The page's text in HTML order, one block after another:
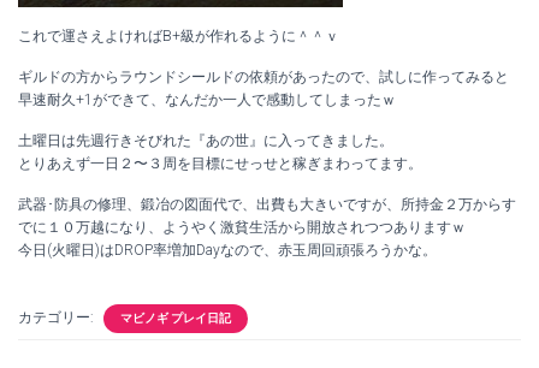
これで運さえよければB+級が作れるように＾＾ｖ
ギルドの方からラウンドシールドの依頼があったので、試しに作ってみると
早速耐久+1ができて、なんだか一人で感動してしまったｗ
土曜日は先週行きそびれた『あの世』に入ってきました。
とりあえず一日２〜３周を目標にせっせと稼ぎまわってます。
武器･防具の修理、鍛冶の図面代で、出費も大きいですが、所持金２万からす
でに１０万越になり、ようやく激貧生活から開放されつつありますｗ
今日(火曜日)はDROP率増加Dayなので、赤玉周回頑張ろうかな。
カテゴリー: マビノギ プレイ日記